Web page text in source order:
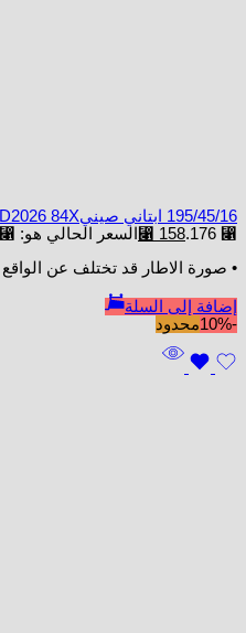
195/45/16 ابتاني صينيD2026 84X
⃁ 176.
⃁ 158 السعر الحالي هو: ⃁ 158.
• صورة الاطار قد تختلف عن الواقع
إضافة إلى السلة
-10%
محدود